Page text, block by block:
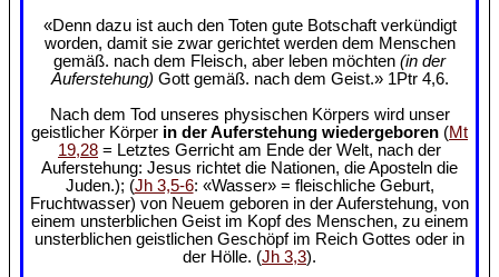
«Denn dazu ist auch den Toten gute Botschaft verkündigt
worden, damit sie zwar gerichtet werden dem Menschen
gemäß. nach dem Fleisch, aber leben möchten (in der
Auferstehung) Gott gemäß. nach dem Geist.» 1Ptr 4,6.
Nach dem Tod unseres physischen Körpers wird unser
geistlicher Körper in der Auferstehung wiedergeboren (Mt
19,28 = Letztes Gerricht am Ende der Welt, nach der
Auferstehung: Jesus richtet die Nationen, die Aposteln die
Juden.); (Jh 3,5-6: «Wasser» = fleischliche Geburt,
Fruchtwasser) von Neuem geboren in der Auferstehung, von
einem unsterblichen Geist im Kopf des Menschen, zu einem
unsterblichen geistlichen Geschöpf im Reich Gottes oder in
der Hölle. (Jh 3,3).